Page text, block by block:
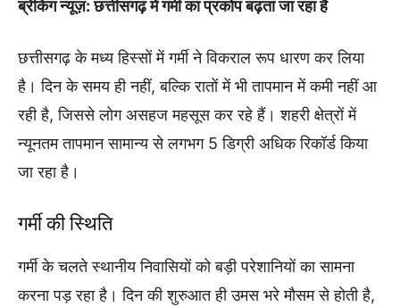
ब्रेकिंग न्यूज़: छत्तीसगढ़ में गर्मी का प्रकोप बढ़ता जा रहा है
छत्तीसगढ़ के मध्य हिस्सों में गर्मी ने विकराल रूप धारण कर लिया
है। दिन के समय ही नहीं, बल्कि रातों में भी तापमान में कमी नहीं आ
रही है, जिससे लोग असहज महसूस कर रहे हैं। शहरी क्षेत्रों में
न्यूनतम तापमान सामान्य से लगभग 5 डिग्री अधिक रिकॉर्ड किया
जा रहा है।
गर्मी की स्थिति
गर्मी के चलते स्थानीय निवासियों को बड़ी परेशानियों का सामना
करना पड़ रहा है। दिन की शुरुआत ही उमस भरे मौसम से होती है,